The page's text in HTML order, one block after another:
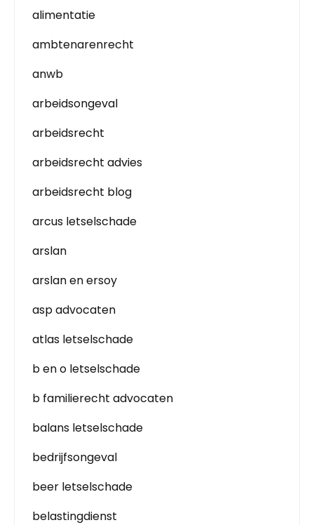
alimentatie
ambtenarenrecht
anwb
arbeidsongeval
arbeidsrecht
arbeidsrecht advies
arbeidsrecht blog
arcus letselschade
arslan
arslan en ersoy
asp advocaten
atlas letselschade
b en o letselschade
b familierecht advocaten
balans letselschade
bedrijfsongeval
beer letselschade
belastingdienst